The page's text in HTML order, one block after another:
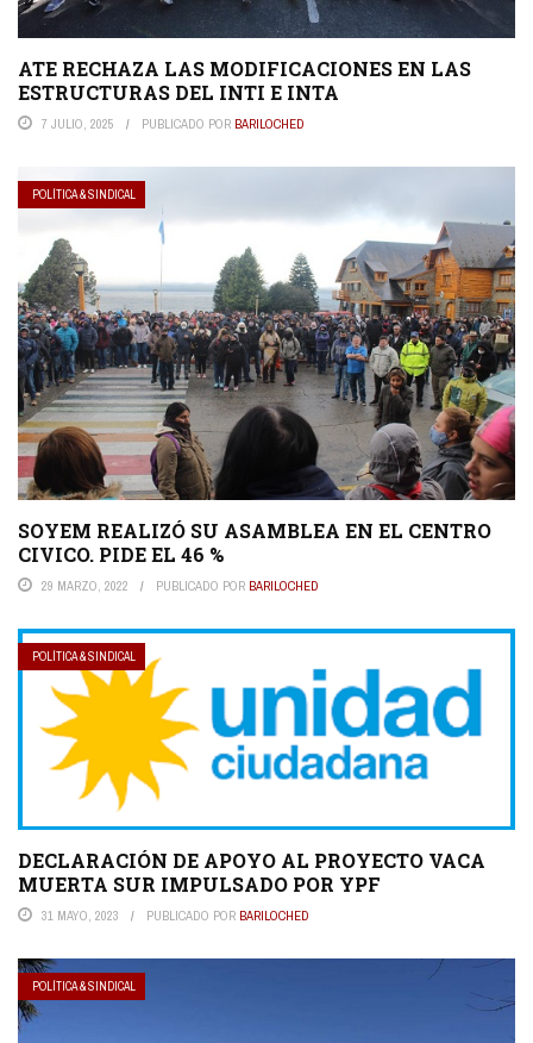
ATE RECHAZA LAS MODIFICACIONES EN LAS
ESTRUCTURAS DEL INTI E INTA
7 JULIO, 2025 PUBLICADO POR BARILOCHED
POLÍTICA & SINDICAL
SOYEM REALIZÓ SU ASAMBLEA EN EL CENTRO
CIVICO. PIDE EL 46 %
29 MARZO, 2022 PUBLICADO POR BARILOCHED
POLÍTICA & SINDICAL
DECLARACIÓN DE APOYO AL PROYECTO VACA
MUERTA SUR IMPULSADO POR YPF
31 MAYO, 2023 PUBLICADO POR BARILOCHED
POLÍTICA & SINDICAL